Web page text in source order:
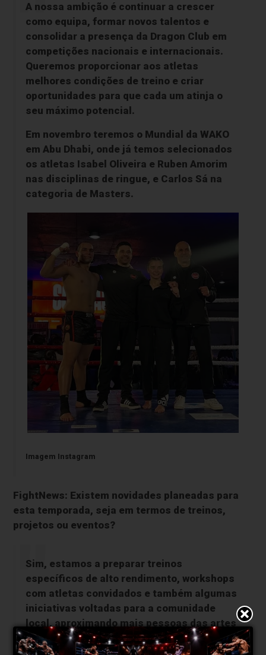
A nossa ambição é continuar a crescer
como equipa, formar novos talentos e
consolidar a presença da Dragon Club em
competições nacionais e internacionais.
Queremos proporcionar aos atletas
melhores condições de treino e criar
oportunidades para que cada um atinja o
seu máximo potencial.
Em novembro teremos o Mundial da WAKO
em Abu Dhabi, onde já temos selecionados
os atletas Isabel Oliveira e Ruben Amorim
nas disciplinas de ringue, e Carlos Sá na
categoria de Masters.
Imagem Instagram
FightNews: Existem novidades planeadas para
esta temporada, seja em termos de treinos,
projetos ou eventos?
Sim, estamos a preparar treinos
específicos de alto rendimento, workshops
com atletas convidados e também algumas
iniciativas voltadas para a comunidade
local, aproximando mais pessoas das artes
marciais.